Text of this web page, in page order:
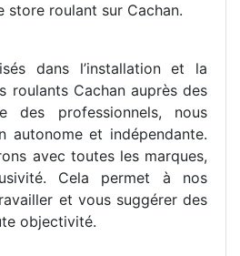
store roulant sur Cachan.
dans l’installation et la
roulants Cachan auprès des
des professionnels, nous
autonome et indépendante.
avec toutes les marques,
Cela permet à nos
et vous suggérer des
objectivité.